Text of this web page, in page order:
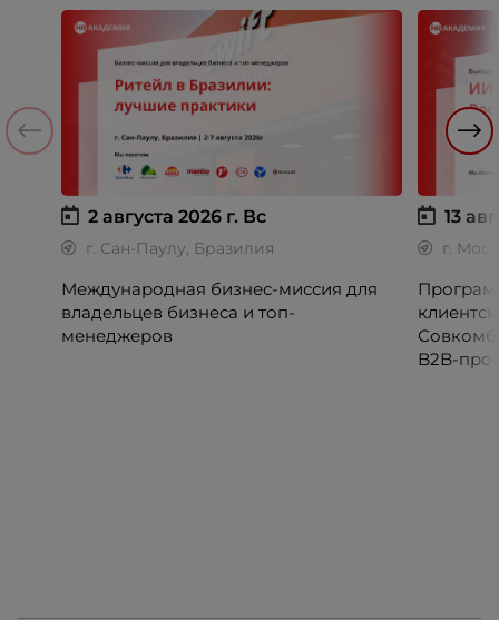
2 августа 2026 г. Вс
г. Сан-Паулу, Бразилия
Международная бизнес-миссия для
владельцев бизнеса и топ-
менеджеров
13
г.
B2B-